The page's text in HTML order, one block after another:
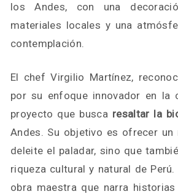
los Andes, con una
materiales locales y una
contemplación.
El chef Virgilio Martínez,
por su enfoque innovador en la
proyecto que busca resaltar la
Andes. Su objetivo es ofrecer un
deleite el paladar, sino que
riqueza cultural y natural de
obra maestra que narra